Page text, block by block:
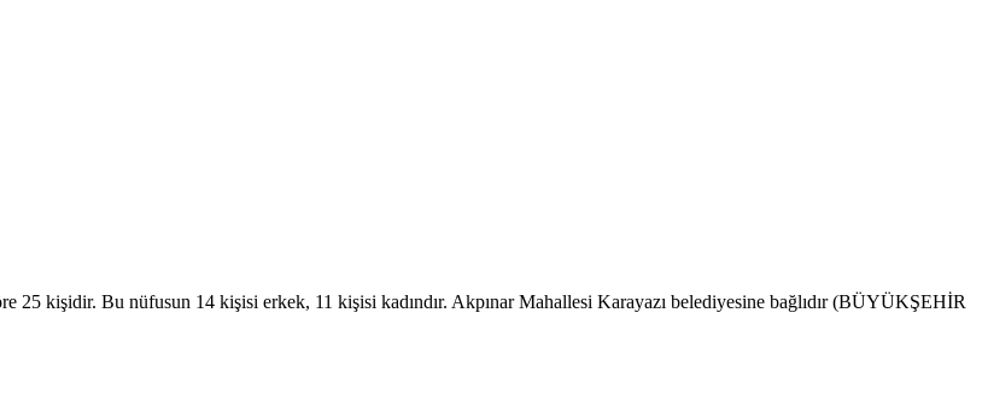
25 kişidir. Bu nüfusun 14 kişisi erkek, 11 kişisi kadındır. Akpınar Mahallesi Karayazı belediyesine bağlıdır (BÜYÜKŞEHİR